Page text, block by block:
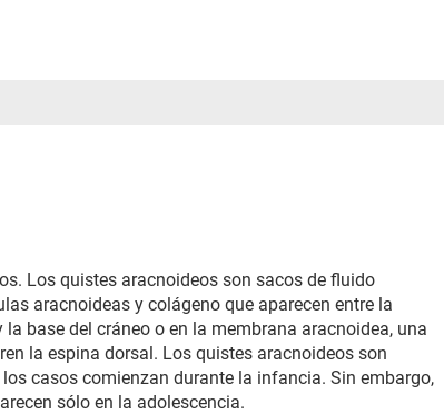
Los quistes aracnoideos son sacos de fluido
aracnoideas y colágeno que aparecen entre la
base del cráneo o en la membrana aracnoidea, una
la espina dorsal. Los quistes aracnoideos son
casos comienzan durante la infancia. Sin embargo,
sólo en la adolescencia.